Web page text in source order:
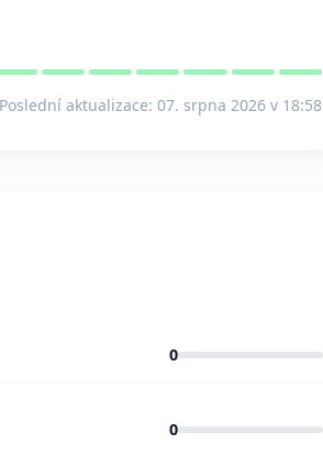
Poslední aktualizace: 07. srpna 2026 v 18:58
0
0